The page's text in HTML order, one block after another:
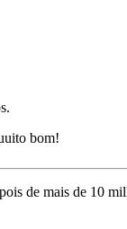
bom!
de mais de 10